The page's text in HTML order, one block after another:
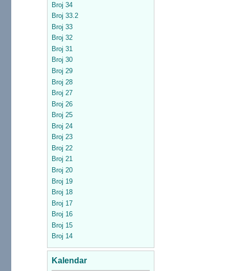
Broj 34
Broj 33.2
Broj 33
Broj 32
Broj 31
Broj 30
Broj 29
Broj 28
Broj 27
Broj 26
Broj 25
Broj 24
Broj 23
Broj 22
Broj 21
Broj 20
Broj 19
Broj 18
Broj 17
Broj 16
Broj 15
Broj 14
Kalendar